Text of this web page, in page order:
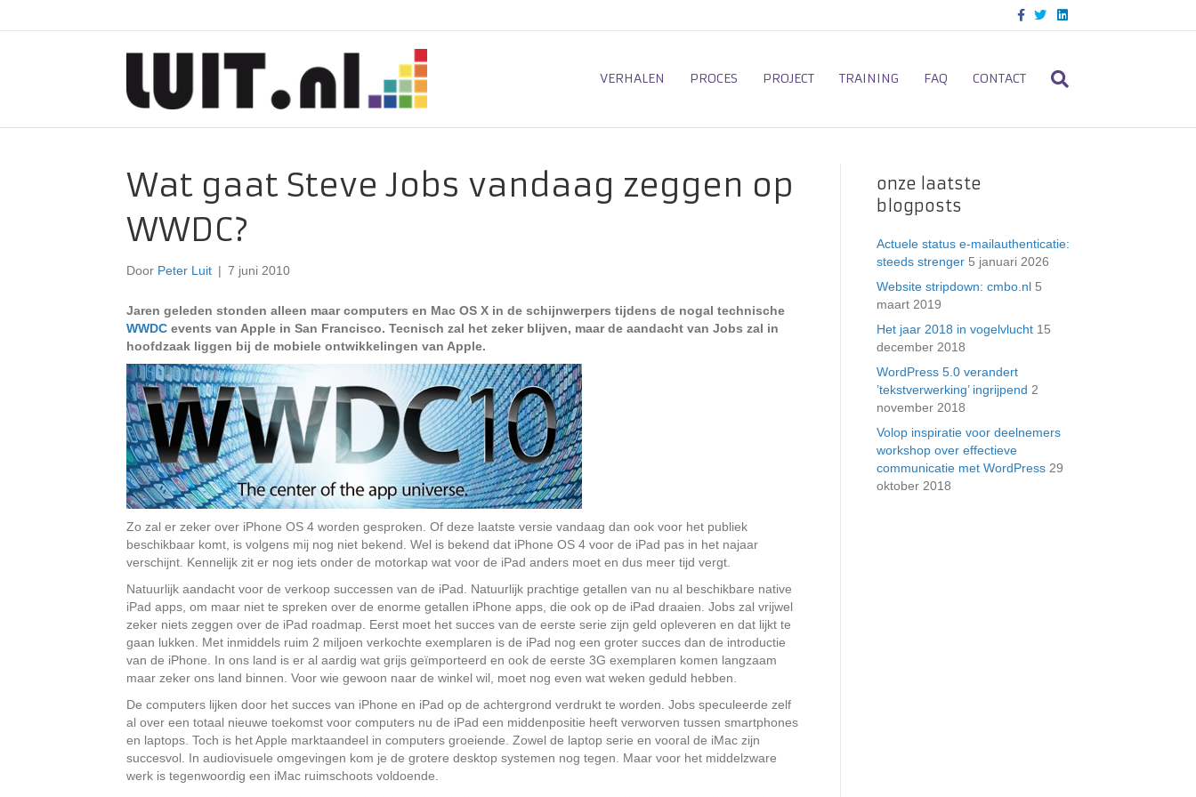
c
o
o
T
i
e
L
n
d
VERHALEN PROCES PROJECT TRAINING FAQ CONTACT
Wat gaat Steve Jobs vandaag zeggen op
WWDC?
Door Peter Luit | 7 juni 2010
Jaren geleden stonden alleen maar computers en Mac OS X in de schijnwerpers tijdens de nogal technische
WWDC events van Apple in San Francisco. Tecnisch zal het zeker blijven, maar de aandacht van Jobs zal in
hoofdzaak liggen bij de mobiele ontwikkelingen van Apple.
Zo zal er zeker over iPhone OS 4 worden gesproken. Of deze laatste versie vandaag dan ook voor het publiek
beschikbaar komt, is volgens mij nog niet bekend. Wel is bekend dat iPhone OS 4 voor de iPad pas in het najaar
verschijnt. Kennelijk zit er nog iets onder de motorkap wat voor de iPad anders moet en dus meer tijd vergt.
Natuurlijk aandacht voor de verkoop successen van de iPad. Natuurlijk prachtige getallen van nu al beschikbare native
iPad apps, om maar niet te spreken over de enorme getallen iPhone apps, die ook op de iPad draaien. Jobs zal vrijwel
zeker niets zeggen over de iPad roadmap. Eerst moet het succes van de eerste serie zijn geld opleveren en dat lijkt te
gaan lukken. Met inmiddels ruim 2 miljoen verkochte exemplaren is de iPad nog een groter succes dan de introductie
van de iPhone. In ons land is er al aardig wat grijs geïmporteerd en ook de eerste 3G exemplaren komen langzaam
maar zeker ons land binnen. Voor wie gewoon naar de winkel wil, moet nog even wat weken geduld hebben.
De computers lijken door het succes van iPhone en iPad op de achtergrond verdrukt te worden. Jobs speculeerde zelf
al over een totaal nieuwe toekomst voor computers nu de iPad een middenpositie heeft verworven tussen smartphones
en laptops. Toch is het Apple marktaandeel in computers groeiende. Zowel de laptop serie en vooral de iMac zijn
succesvol. In audiovisuele omgevingen kom je de grotere desktop systemen nog tegen. Maar voor het middelzware
werk is tegenwoordig een iMac ruimschoots voldoende.
onze laatste
blogposts
Actuele status e-mailauthenticatie:
steeds strenger 5 januari 2026
Website stripdown: cmbo.nl 5
maart 2019
Het jaar 2018 in vogelvlucht 15
december 2018
WordPress 5.0 verandert
’tekstverwerking’ ingrijpend 2
november 2018
Volop inspiratie voor deelnemers
workshop over effectieve
communicatie met WordPress 29
oktober 2018